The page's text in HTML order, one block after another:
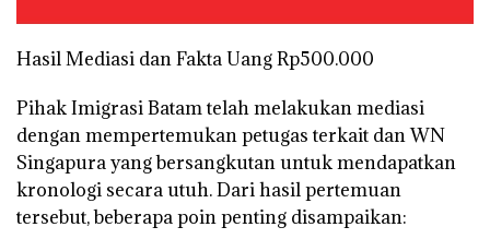
Hasil Mediasi dan Fakta Uang Rp500.000
Pihak Imigrasi Batam telah melakukan mediasi
dengan mempertemukan petugas terkait dan WN
Singapura yang bersangkutan untuk mendapatkan
kronologi secara utuh. Dari hasil pertemuan
tersebut, beberapa poin penting disampaikan: